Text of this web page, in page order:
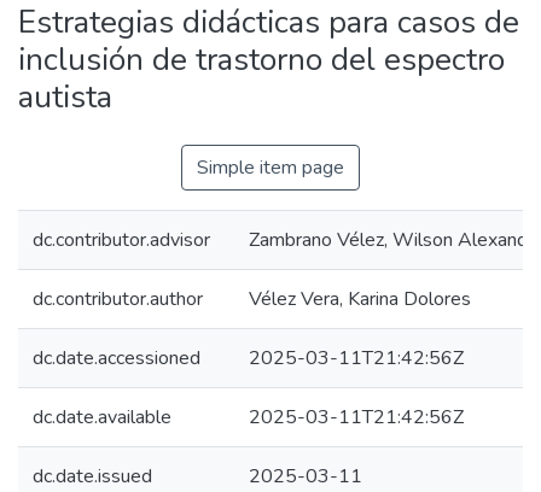
Estrategias didácticas para casos de
inclusión de trastorno del espectro
autista
Simple item page
dc.contributor.advisor Zambrano Vélez, Wilson
dc.contributor.author Vélez Vera, Karina Dolores
dc.date.accessioned 2025-03-11T21:42:56Z
dc.date.available 2025-03-11T21:42:56Z
dc.date.issued 2025-03-11